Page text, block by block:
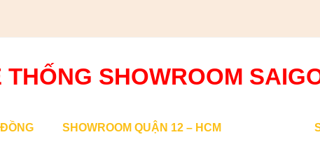
THỐNG SHOWROOM
SHOWROOM QUẬN 12 – HCM